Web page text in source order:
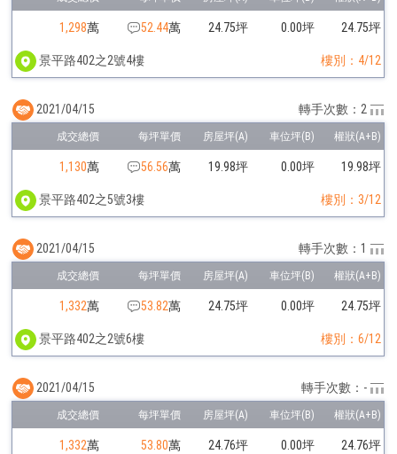
1,298萬 52.44萬 24.75坪 0.00坪 24.75坪
景平路402之2號4樓 樓別：4/12
1,130萬 56.56萬 19.98坪 0.00坪 19.98坪
景平路402之5號3樓 樓別：3/12
2021/04/15 轉手次數：2
1,332萬 53.82萬 24.75坪 0.00坪 24.75坪
景平路402之2號6樓 樓別：6/12
2021/04/15 轉手次數：1
1,332萬 53.80萬 24.76坪 0.00坪 24.76坪
2021/04/15 轉手次數：-